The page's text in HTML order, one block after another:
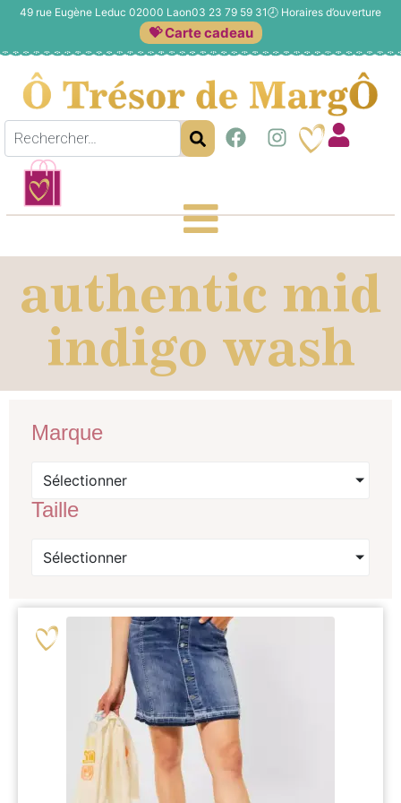
49 rue Eugène Leduc 02000 Laon03 23 79 59 31🕗 Horaires d’ouverture
💝 Carte cadeau
authentic mid
indigo wash
Marque
Sélectionner
Taille
Sélectionner